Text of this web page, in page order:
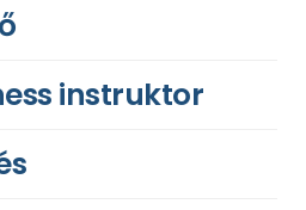
instruktor